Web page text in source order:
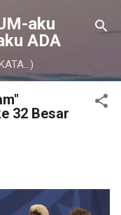
aku
ADA
32 Besar